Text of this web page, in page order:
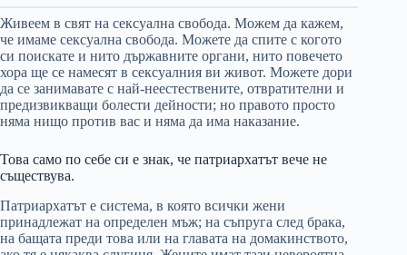
Живеем в свят на сексуална свобода. Можем да кажем,
че имаме сексуална свобода. Можете да спите с когото
си поискате и нито държавните органи, нито повечето
хора ще се намесят в сексуалния ви живот. Можете дори
да се занимавате с най-неестествените, отвратителни и
предизвикващи болести дейности; но правото просто
няма нищо против вас и няма да има наказание.
Това само по себе си е знак, че патриархатът вече не
съществува.
Патриархатът е система, в която всички жени
принадлежат на определен мъж; на съпруга след брака,
на бащата преди това или на главата на домакинството,